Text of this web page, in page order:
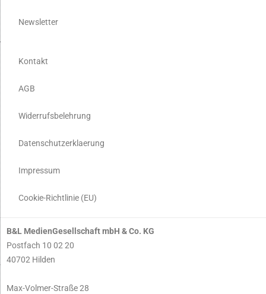
Newsletter
Kontakt
AGB
Widerrufsbelehrung
Datenschutzerklaerung
Impressum
Cookie-Richtlinie (EU)
B&L MedienGesellschaft mbH & Co. KG
Postfach 10 02 20
40702 Hilden
Max-Volmer-Straße 28